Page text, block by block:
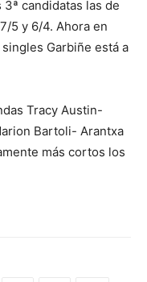
candidatas las de
5 y 6/4. Ahora en
Garbiñe está a
Tracy Austin-
Bartoli- Arantxa
más cortos los